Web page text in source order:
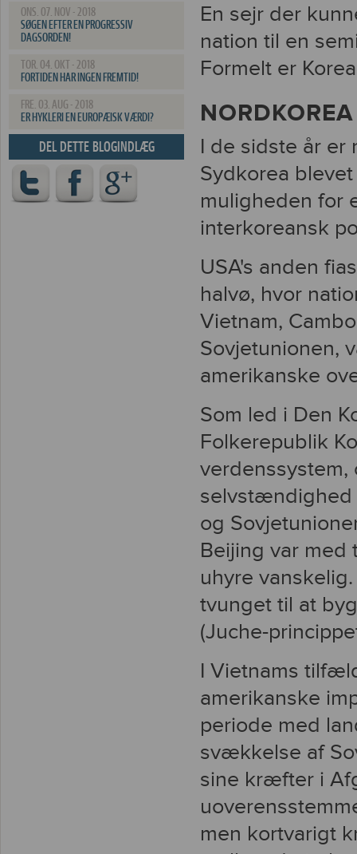
ONS. 07. NOV - 2018
SØGEN EFTER EN PROGRESSIV
DAGSORDEN!
TOR. 04. OKT - 2018
FORTIDEN HAR INGEN FREMTID!
FRE. 03. AUG - 2018
ER HYKLERI EN EUROPÆISK VÆRDI?
DEL DETTE BLOGINDLÆG
En sejr der
nation til en
Formelt er
NORDKOREA
I de sidste år er
Sydkorea
muligheden for
interkoreansk
USA's anden
halvø, hvor
Vietnam,
Sovjetunionen,
amerikanske
Som led i Den
Folkerepublik
selvstændighed
og
Beijing var med
uhyre
tvunget til at
(Juche-
I Vietnams
amerikanske
periode med
svækkelse af
sine kræfter i
men kortvarigt